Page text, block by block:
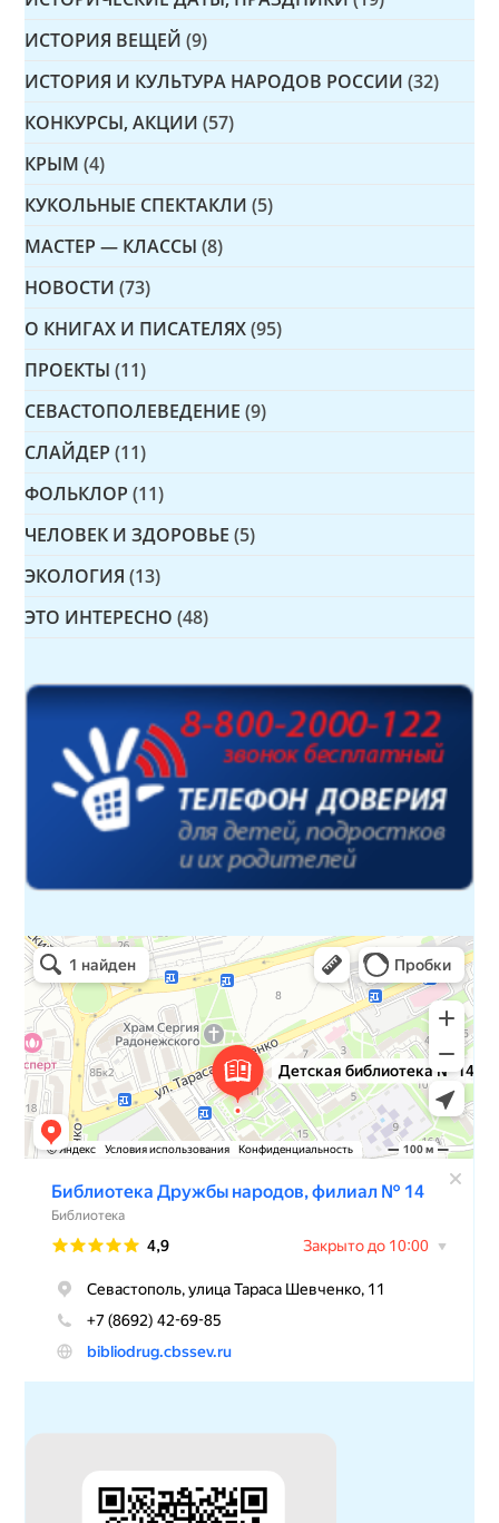
ИСТОРИЯ ВЕЩЕЙ (9)
ИСТОРИЯ И КУЛЬТУРА НАРОДОВ РОССИИ (32)
КОНКУРСЫ, АКЦИИ (57)
КРЫМ (4)
КУКОЛЬНЫЕ СПЕКТАКЛИ (5)
МАСТЕР — КЛАССЫ (8)
НОВОСТИ (73)
О КНИГАХ И ПИСАТЕЛЯХ (95)
ПРОЕКТЫ (11)
СЕВАСТОПОЛЕВЕДЕНИЕ (9)
СЛАЙДЕР (11)
ФОЛЬКЛОР (11)
ЧЕЛОВЕК И ЗДОРОВЬЕ (5)
ЭКОЛОГИЯ (13)
ЭТО ИНТЕРЕСНО (48)
Детская библиотека № 14 Дружбы народов
Библиотека в Севастополе